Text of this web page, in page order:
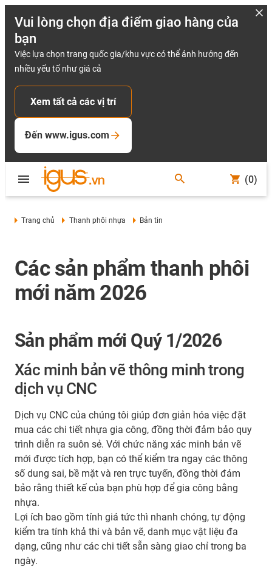
Vui lòng chọn địa điểm giao hàng của
bạn
Việc lựa chọn trang quốc gia/khu vực có thể ảnh hưởng đến
nhiều yếu tố như giá cả
Xem tất cả các vị trí
Đến www.igus.com
(0)
Trang chủ Thanh phôi nhựa Bản tin
Các sản phẩm thanh phôi
mới năm 2026
Sản phẩm mới Quý 1/2026
Xác minh bản vẽ thông minh trong
dịch vụ CNC
Dịch vụ CNC của chúng tôi giúp đơn giản hóa việc đặt
mua các chi tiết nhựa gia công, đồng thời đảm bảo quy
trình diễn ra suôn sẻ. Với chức năng xác minh bản vẽ
mới được tích hợp, bạn có thể kiểm tra ngay các thông
số dung sai, bề mặt và ren trực tuyến, đồng thời đảm
bảo rằng thiết kế của bạn phù hợp để gia công bằng
nhựa.
Lợi ích bao gồm tính giá tức thì nhanh chóng, tự động
kiểm tra tính khả thi và bản vẽ, danh mục vật liệu đa
dạng, cũng như các chi tiết sẵn sàng giao chỉ trong ba
ngày.